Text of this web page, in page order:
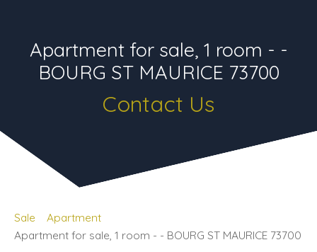
Apartment for sale, 1 room - -
BOURG ST MAURICE 73700
Contact Us
Sale
Apartment
Apartment for sale, 1 room - - BOURG ST MAURICE 73700